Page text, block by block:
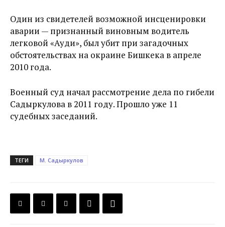
Один из свидетелей возможной инсценировки
аварии — признанный виновным водитель
легковой «Ауди», был убит при загадочных
обстоятельствах на окраине Бишкека в апреле
2010 года.
Военный суд начал рассмотрение дела по гибели
Садыркулова в 2011 году. Прошло уже 11
судебных заседаний.
ТЕГИ М. Садыркулов